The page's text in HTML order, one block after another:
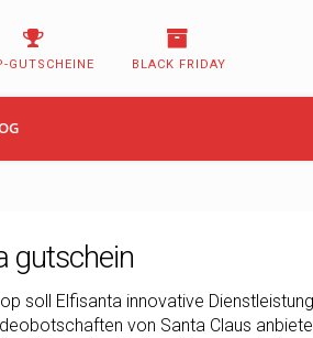
GUTSCHEINE BLACK FRIDAY
gutschein
soll Elfisanta innovative
von Santa Claus